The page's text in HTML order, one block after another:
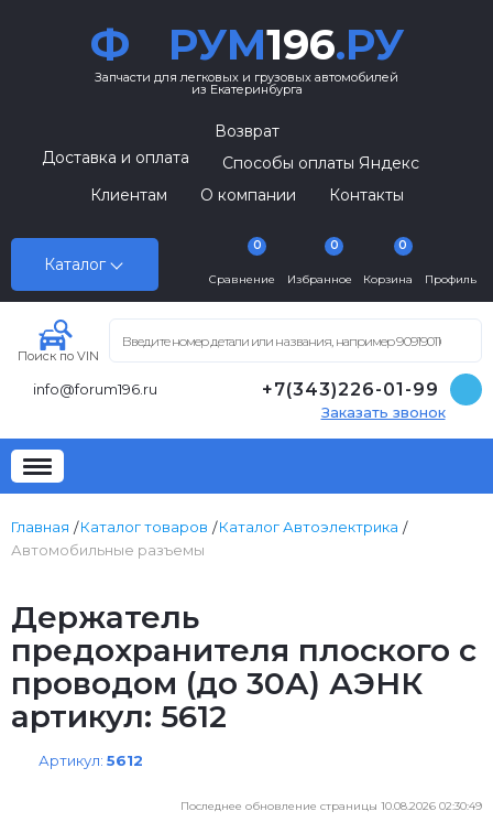
Ф РУМ196.РУ
Запчасти для легковых и грузовых автомобилей
из Екатеринбурга
Каталог
Возврат
Доставка и оплата
Способы оплаты Яндекс
Клиентам
О компании Контакты
Сравнение
0
Избранное
0
Корзина
0
Профиль
Поиск по VIN
info@forum196.ru +7(343)226-01-99
Заказать звонок
Главная Каталог товаров
Каталог Автоэлектрика
Автомобильные разъемы
Держатель
предохранителя плоского с
проводом (до 30А) АЭНК
артикул: 5612
Артикул: 5612
Последнее обновление страницы 10.08.2026 02:30:49